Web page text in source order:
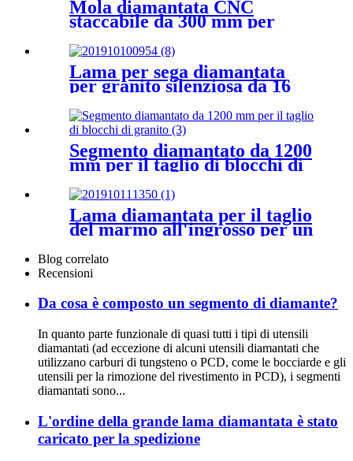
Mola diamantata CNC
staccabile da 300 mm per
realizzare finiture multi-linea
Lama per sega diamantata
per granito silenziosa da 16
pollici per tagli rapidi
Segmento diamantato da 1200
mm per il taglio di blocchi di
granito
Lama diamantata per il taglio
del marmo all'ingrosso per un
Blog correlato
Recensioni
Da cosa è composto un segmento di diamante?
In quanto parte funzionale di quasi tutti i tipi di utensili
diamantati (ad eccezione di alcuni utensili diamantati che
utilizzano carburi di tungsteno o PCD, come le bocciarde e gli
utensili per la rimozione del rivestimento in PCD), i segmenti
diamantati sono...
L'ordine della grande lama diamantata è stato
caricato per la spedizione